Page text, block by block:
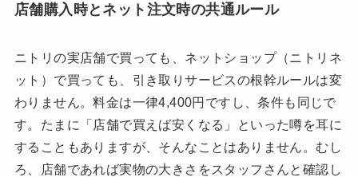
店舗購入時とネット注文時の共通ルール
ニトリの実店舗で買っても、ネットショップ（ニトリネ
ット）で買っても、引き取りサービスの根幹ルールは変
わりません。料金は一律4,400円ですし、条件も同じで
す。たまに「店舗で買えば安くなる」といった噂を耳に
することもありますが、そんなことはありません。むし
ろ、店舗であれば実物の大きさをスタッフさんと確認し